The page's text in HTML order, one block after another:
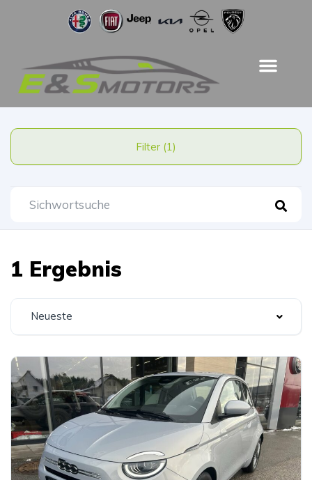
Filter (1)
1 Ergebnis
Neueste